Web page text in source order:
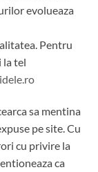
evolueaza
Pentru
la tel
sa mentina
pe site. Cu
cu privire la
ca